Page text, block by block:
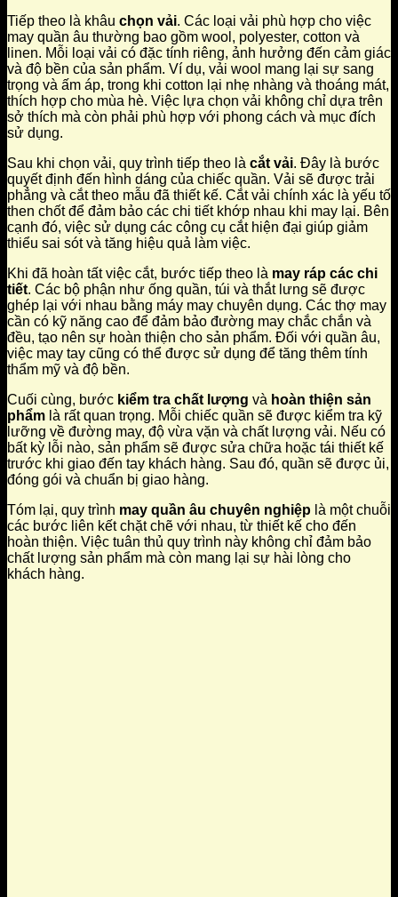
Tiếp theo là khâu chọn vải. Các loại vải phù hợp cho việc
may quần âu thường bao gồm wool, polyester, cotton và
linen. Mỗi loại vải có đặc tính riêng, ảnh hưởng đến cảm giác
và độ bền của sản phẩm. Ví dụ, vải wool mang lại sự sang
trọng và ấm áp, trong khi cotton lại nhẹ nhàng và thoáng mát,
thích hợp cho mùa hè. Việc lựa chọn vải không chỉ dựa trên
sở thích mà còn phải phù hợp với phong cách và mục đích
sử dụng.
Sau khi chọn vải, quy trình tiếp theo là cắt vải. Đây là bước
quyết định đến hình dáng của chiếc quần. Vải sẽ được trải
phẳng và cắt theo mẫu đã thiết kế. Cắt vải chính xác là yếu tố
then chốt để đảm bảo các chi tiết khớp nhau khi may lại. Bên
cạnh đó, việc sử dụng các công cụ cắt hiện đại giúp giảm
thiểu sai sót và tăng hiệu quả làm việc.
Khi đã hoàn tất việc cắt, bước tiếp theo là may ráp các chi
tiết. Các bộ phận như ống quần, túi và thắt lưng sẽ được
ghép lại với nhau bằng máy may chuyên dụng. Các thợ may
cần có kỹ năng cao để đảm bảo đường may chắc chắn và
đều, tạo nên sự hoàn thiện cho sản phẩm. Đối với quần âu,
việc may tay cũng có thể được sử dụng để tăng thêm tính
thẩm mỹ và độ bền.
Cuối cùng, bước kiểm tra chất lượng và hoàn thiện sản
phẩm là rất quan trọng. Mỗi chiếc quần sẽ được kiểm tra kỹ
lưỡng về đường may, độ vừa vặn và chất lượng vải. Nếu có
bất kỳ lỗi nào, sản phẩm sẽ được sửa chữa hoặc tái thiết kế
trước khi giao đến tay khách hàng. Sau đó, quần sẽ được ủi,
đóng gói và chuẩn bị giao hàng.
Tóm lại, quy trình may quần âu chuyên nghiệp là một chuỗi
các bước liên kết chặt chẽ với nhau, từ thiết kế cho đến
hoàn thiện. Việc tuân thủ quy trình này không chỉ đảm bảo
chất lượng sản phẩm mà còn mang lại sự hài lòng cho
khách hàng.